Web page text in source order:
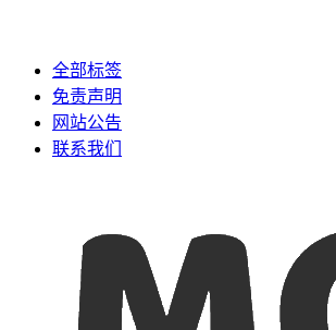
全部标签
免责声明
网站公告
联系我们